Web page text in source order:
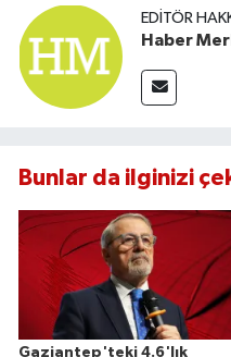
EDITÖR
Haber
Bunlar da ilginizi
Gaziantep'teki 4.6'lık